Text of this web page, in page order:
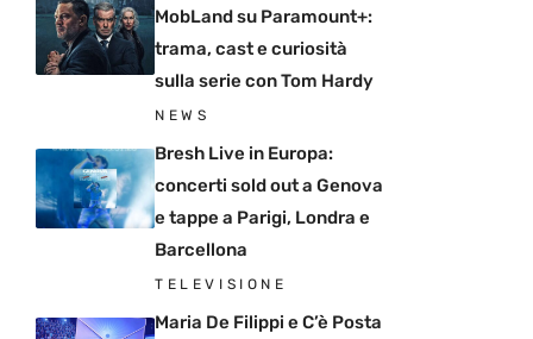
MobLand su Paramount+:
trama, cast e curiosità
sulla serie con Tom Hardy
NEWS
Bresh Live in Europa:
concerti sold out a Genova
e tappe a Parigi, Londra e
Barcellona
TELEVISIONE
Maria De Filippi e C’è Posta